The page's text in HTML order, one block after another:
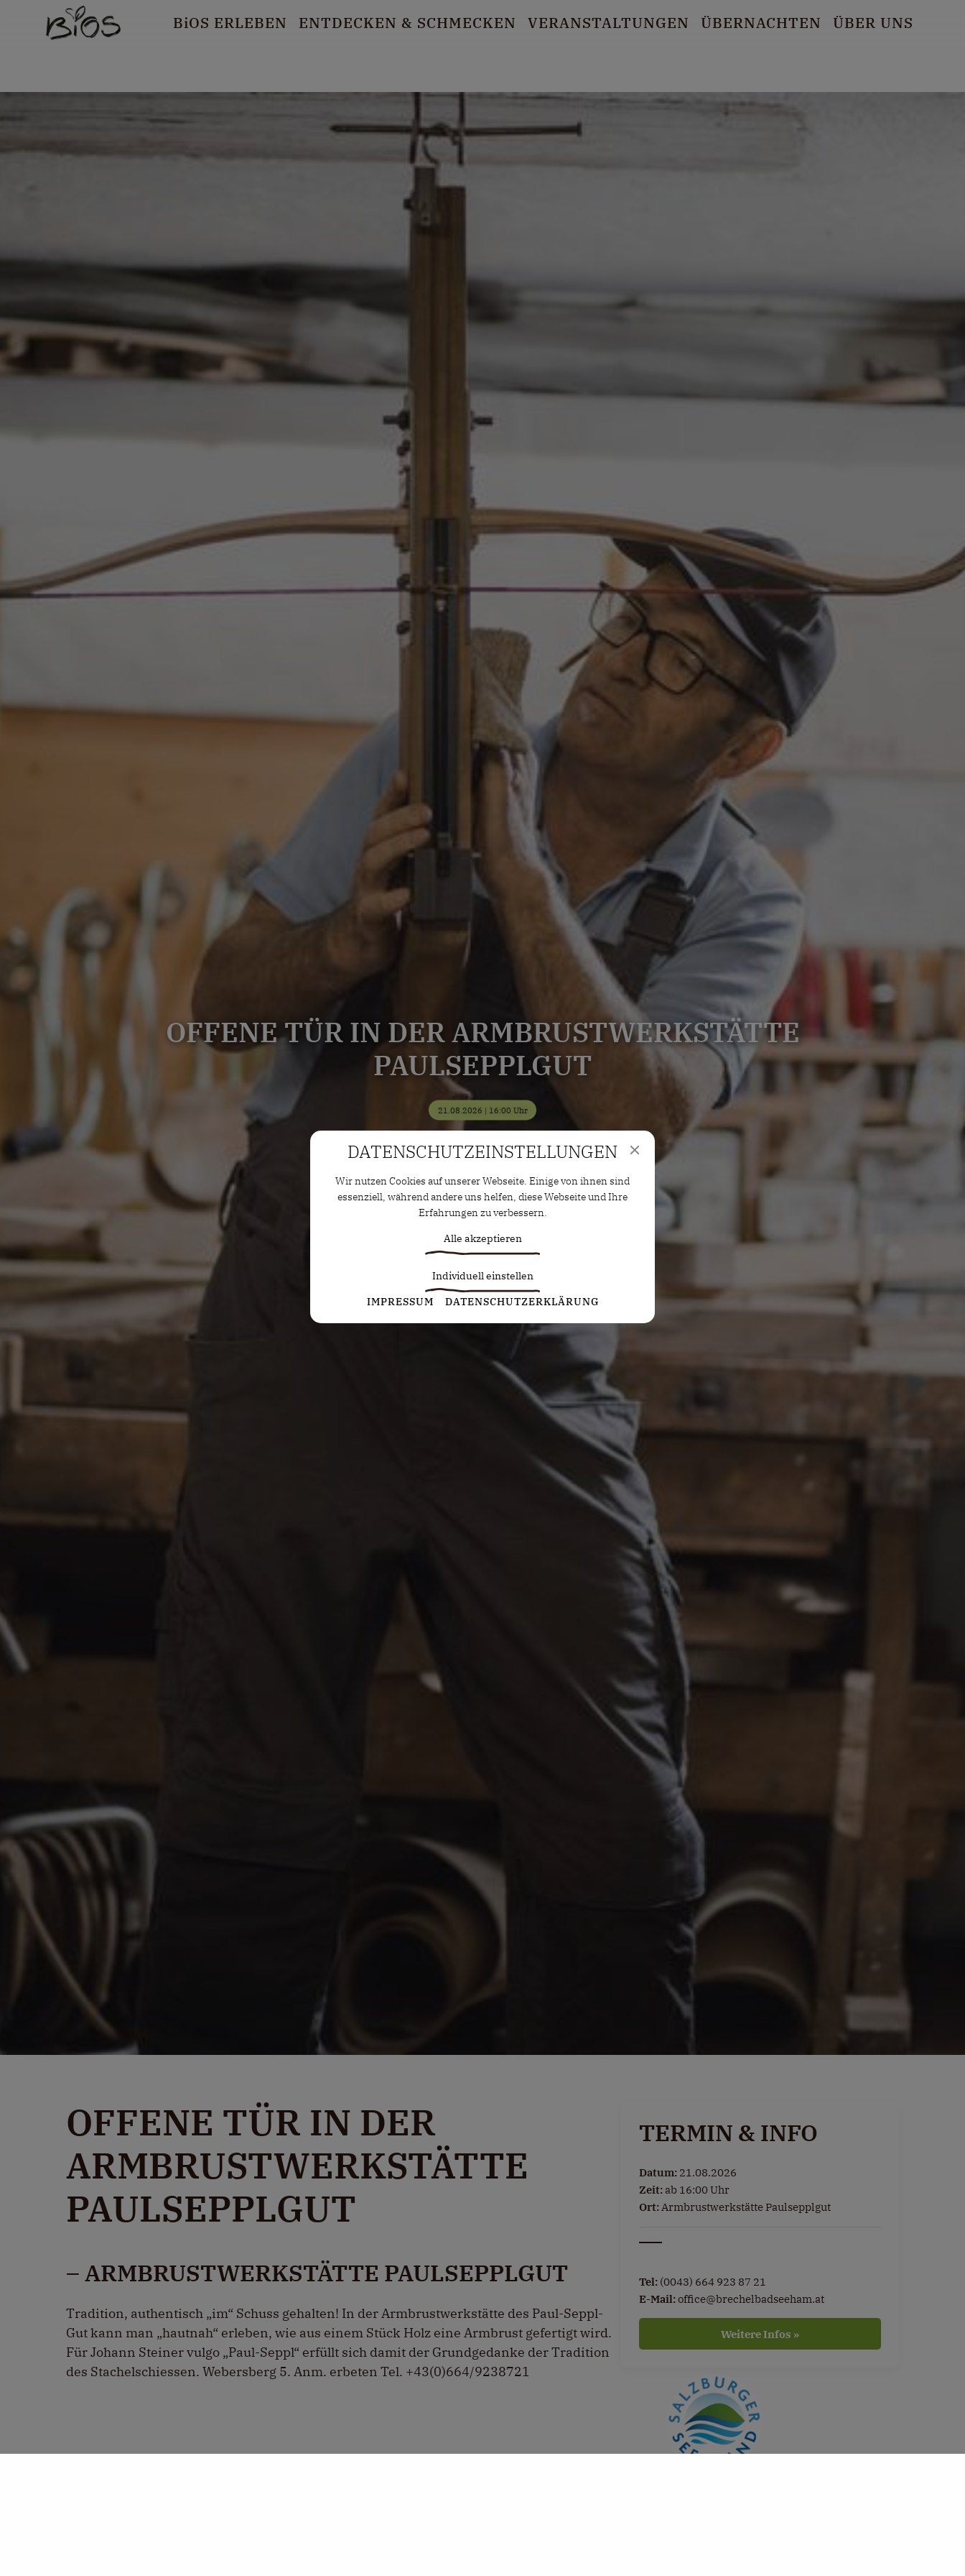
BiOS ERLEBEN ENTDECKEN & SCHMECKEN VERANSTALTUNGEN ÜBERNACHTEN ÜBER UNS
OFFENE TÜR IN DER ARMBRUSTWERKSTÄTTE
PAULSEPPLGUT
21.08.2026 | 16:00 Uhr
OFFENE TÜR IN DER
ARMBRUSTWERKSTÄTTE
PAULSEPPLGUT
– ARMBRUSTWERKSTÄTTE PAULSEPPLGUT
Tradition, authentisch „im“ Schuss gehalten! In der Armbrustwerkstätte des Paul-Seppl-
Gut kann man „hautnah“ erleben, wie aus einem Stück Holz eine Armbrust gefertigt wird.
Für Johann Steiner vulgo „Paul-Seppl“ erfüllt sich damit der Grundgedanke der Tradition
des Stachelschiessen. Webersberg 5. Anm. erbeten Tel. +43(0)664/9238721
TERMIN & INFO
Datum: 21.08.2026
Zeit: ab 16:00 Uhr
Ort:Armbrustwerkstätte Paulsepplgut
Tel: (0043) 664 923 87 21
E-Mail:office@brechelbadseeham.at
Weitere Infos »
DATENSCHUTZ­EINSTELLUNGEN
Wir nutzen Cookies auf unserer Webseite. Einige von ihnen sind
essenziell, während andere uns helfen, diese Webseite und Ihre
Erfahrungen zu verbessern.
Alle akzeptieren
Individuell einstellen
Statistiken
Diese Cookies erfassen anonyme Statistiken. Diese
Informationen helfen uns zu verstehen, wie wir unsere Website
Marketing Cookies werden von Drittanbietern oder Publishern
verwendet, um personalisierte Werbung anzuzeigen. Sie tun
dies, indem sie Besucher über Websites hinweg verfolgen.
Wenn Cookies von externen Medien akzeptiert werden, bedarf
der Zugriff auf externe Inhalte keiner manuellen Zustimmung
IMPRESSUM DATENSCHUTZERKLÄRUNG